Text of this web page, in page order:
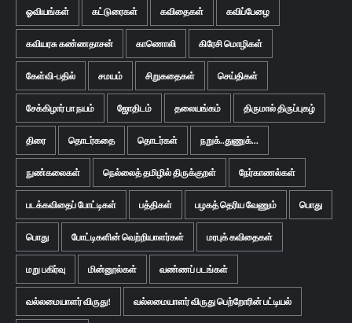
ஓவியங்கள் கட்டுரைகள் கவிதைகள் கவிப்பேழை
கவியரசு கண்ணதாசன் காணொலி கிரேசி மொழிகள்
கேள்வி-பதில் சமயம் சிறுகதைகள் செய்திகள்
சேக்கிழார் பா நயம் ஜோதிடம் தலையங்கம் திருமால் திருப்புகழ்
திரை தொடர்கதை தொடர்கள் நறுக்..துணுக்...
நுண்கலைகள் நெல்லைத் தமிழில் திருக்குறள் நேர்காணல்கள்
படக்கவிதைப் போட்டிகள் பத்திகள் பழகத் தெரிய வேணும் பொது
பொது போட்டிகளின் வெற்றியாளர்கள் மரபுக் கவிதைகள்
மறு பகிர்வு மின்னூல்கள் வண்ணப் படங்கள்
வல்லமையாளர் விருது! வல்லமையாளர் விருது பெற்றோரின் பட்டியல்